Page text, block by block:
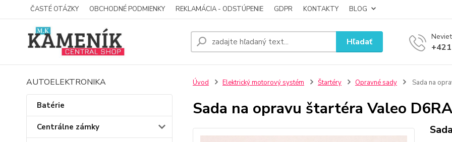
ČASTÉ OTÁZKY OBCHODNÉ PODMIENKY REKLAMÁCIA - ODSTÚPENIE GDPR KONTAKTY BLOG
Hľadať
AUTOELEKTRONIKA
Batérie
Centrálne zámky
Úvod Elektrický motorový systém Štartéry Opravné sady Sada na
Sada na opravu štartéra Valeo D6RA